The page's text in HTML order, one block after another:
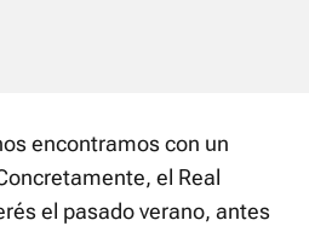
encontramos con un
el Real
el pasado verano, antes